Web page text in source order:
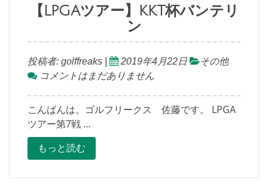
【LPGAツアー】KKT杯バンテリ
ン
投稿者: golffreaks 2019年4月22日
その他
コメントはまだありません
こんばんは。ゴルフリークス 佐藤です。 LPGA
ツアー第7戦 …
もっと読む